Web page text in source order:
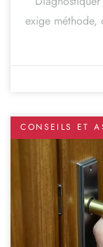
exige méthode,
CONSEILS ET